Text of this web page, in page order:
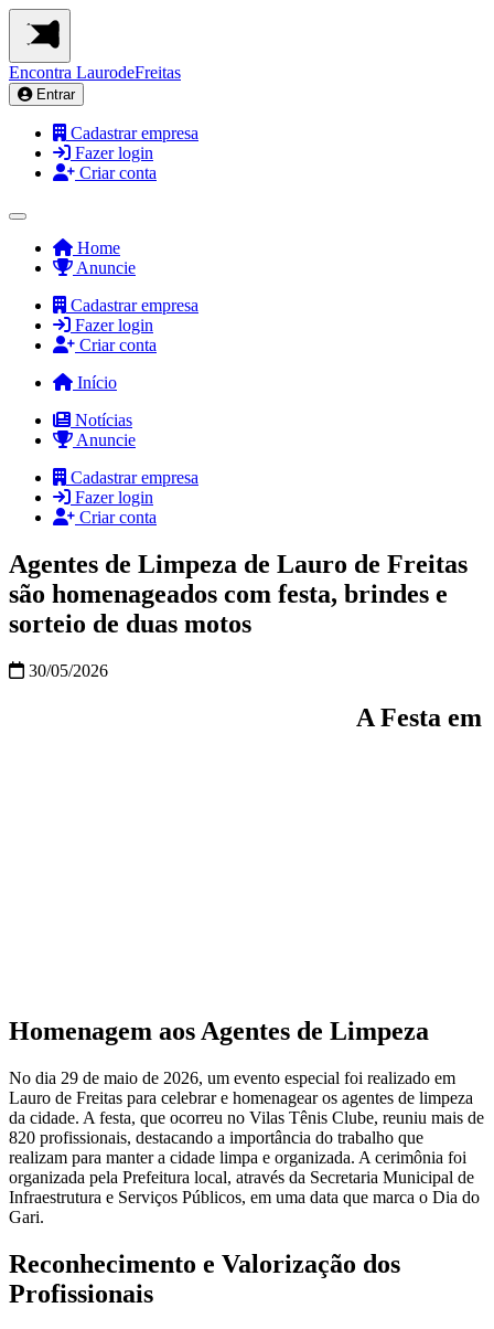
Encontra LaurodeFreitas
Entrar
Cadastrar empresa
Fazer login
Criar conta
Home
Anuncie
Cadastrar empresa
Fazer login
Criar conta
Início
Notícias
Anuncie
Cadastrar empresa
Fazer login
Criar conta
Agentes de Limpeza de Lauro de Freitas
são homenageados com festa, brindes e
sorteio de duas motos
30/05/2026
A Festa em
Homenagem aos Agentes de Limpeza
No dia 29 de maio de 2026, um evento especial foi realizado em
Lauro de Freitas para celebrar e homenagear os agentes de limpeza
da cidade. A festa, que ocorreu no Vilas Tênis Clube, reuniu mais de
820 profissionais, destacando a importância do trabalho que
realizam para manter a cidade limpa e organizada. A cerimônia foi
organizada pela Prefeitura local, através da Secretaria Municipal de
Infraestrutura e Serviços Públicos, em uma data que marca o Dia do
Gari.
Reconhecimento e Valorização dos
Profissionais